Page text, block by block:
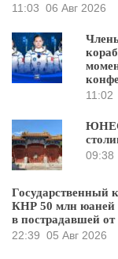
11:03 06 Авг 2026
11:02
09:38
Государственный
КНР 50 млн юаней
в пострадавшей
22:39 05 Авг 2026